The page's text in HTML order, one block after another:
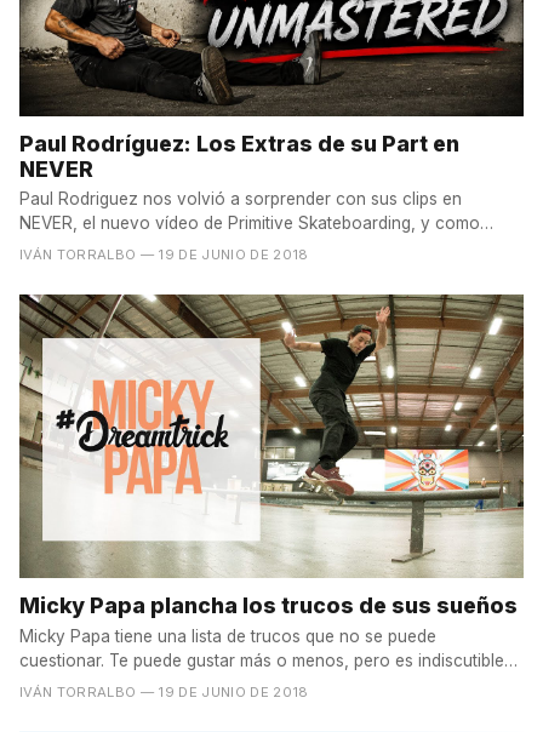
Paul Rodríguez: Los Extras de su Part en
NEVER
Paul Rodriguez nos volvió a sorprender con sus clips en
NEVER, el nuevo vídeo de Primitive Skateboarding, y como
muchos...
IVÁN TORRALBO — 19 DE JUNIO DE 2018
Micky Papa plancha los trucos de sus sueños
Micky Papa tiene una lista de trucos que no se puede
cuestionar. Te puede gustar más o menos, pero es indiscutible
que...
IVÁN TORRALBO — 19 DE JUNIO DE 2018